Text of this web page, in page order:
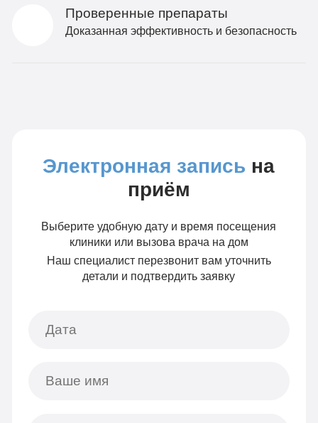
Проверенные препараты
Доказанная эффективность и безопасность
Электронная запись на
приём
Выберите удобную дату и время посещения
клиники или вызова врача на дом
Наш специалист перезвонит вам уточнить
детали и подтвердить заявку